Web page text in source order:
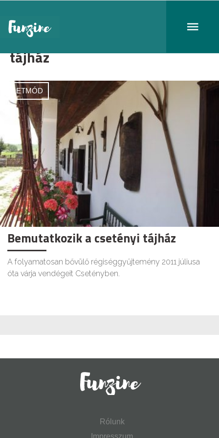
tájház
ÉLETMÓD
Bemutatkozik a csetényi tájház
A folyamatosan bővülő régiséggyűjtemény 2011 júliusa
óta várja vendégeit Csetényben.
Rólunk
Impresszum